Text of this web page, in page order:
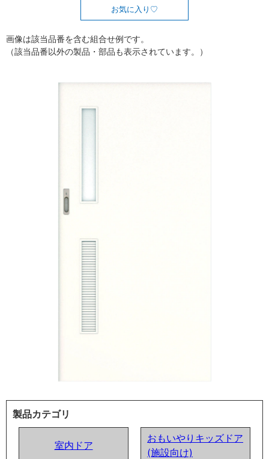
お気に入り
画像は該当品番を含む組合せ例です。
（該当品番以外の製品・部品も表示されています。）
製品カテゴリ
室内ドア
おもいやりキッズドア
(施設向け)